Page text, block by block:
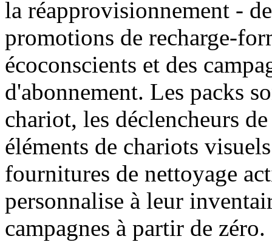
la réapprovisionnement -
promotions de recharge-
écoconscients et des
d'abonnement. Les packs
chariot, les déclencheurs
éléments de chariots
fournitures de nettoyage
personnalise à leur
campagnes à partir de zéro.